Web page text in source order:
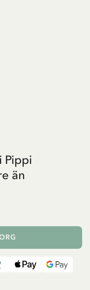
Pippi
än